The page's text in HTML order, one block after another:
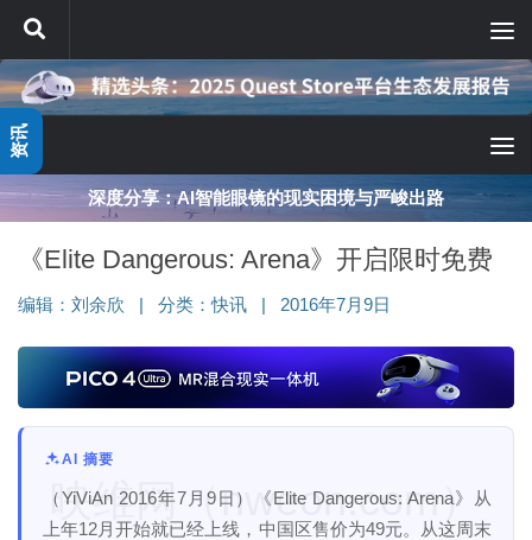
跳至内容
深度分享：AI智能眼镜的现实困境与严峻出路
《Elite Dangerous: Arena》开启限时免费
编辑： 刘余欣 分类：快讯 2016年7月9日
AI 摘要
（YiViAn 2016年7月9日）《Elite Dangerous: Arena》从
上年12月开始就已经上线，中国区售价为49元。从这周末
映维网（nweon.com）
资讯